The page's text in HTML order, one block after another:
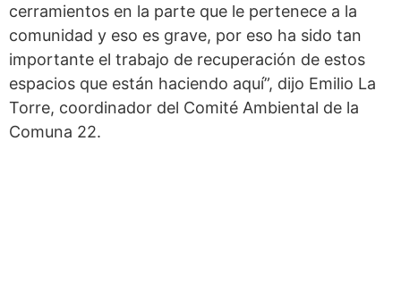
cerramientos en la parte que le pertenece a la
comunidad y eso es grave, por eso ha sido tan
importante el trabajo de recuperación de estos
espacios que están haciendo aquí”, dijo Emilio La
Torre, coordinador del Comité Ambiental de la
Comuna 22.